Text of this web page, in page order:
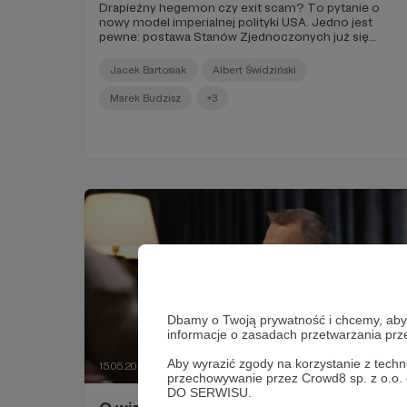
Dbamy o Twoją prywatność i chcemy,
informacje o zasadach przetwarzania
Aby wyrazić zgody na korzystanie z
przechowywanie przez Crowd8 sp. z
DO SERWISU.
Drapieżny hegemon czy exit scam? To pytanie o
nowy model imperialnej polityki USA. Jedno jest
pewne: postawa Stanów Zjednoczonych już się
czyli roli „łagodnego hegemona”.
Jacek Bartosiak Albert Świdziński
Marek Budzisz +3
15.05.2026 Komentarze: 2